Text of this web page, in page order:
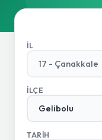
İL
İLÇE
TARIH